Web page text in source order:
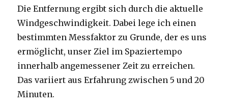
Die Entfernung ergibt sich durch die aktuelle
Windgeschwindigkeit. Dabei lege ich einen
bestimmten Messfaktor zu Grunde, der es uns
ermöglicht, unser Ziel im Spaziertempo
innerhalb angemessener Zeit zu erreichen.
Das variiert aus Erfahrung zwischen 5 und 20
Minuten.